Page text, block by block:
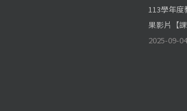
113學年度
果影片【
2025-09-04